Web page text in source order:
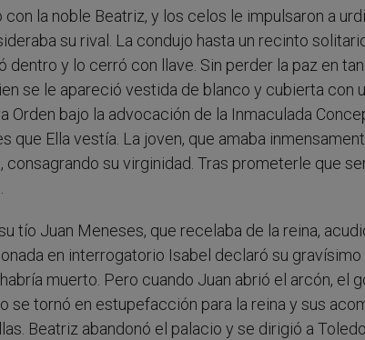
la noble Beatriz, y los celos le impulsaron a
su rival. La condujo hasta un recinto
dentro y lo cerró con llave. Sin perder la paz en
se le apareció vestida de blanco y cubierta con
Orden bajo la advocación de la Inmaculada
Ella vestía. La joven, que amaba
su virginidad. Tras prometerle que
tío Juan Meneses, que recelaba de la reina,
en interrogatorio Isabel declaró su
muerto. Pero cuando Juan abrió el arcón, el
tornó en estupefacción para la reina y sus
Beatriz abandonó el palacio y se dirigió a